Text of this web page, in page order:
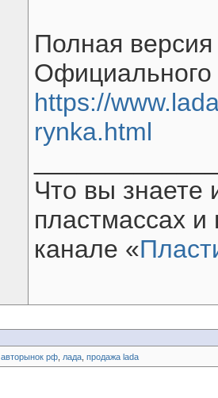
Полная
https://
rynka.html
Что вы знаете
пластмассах
канале «
авторынок рф лада продажа lada